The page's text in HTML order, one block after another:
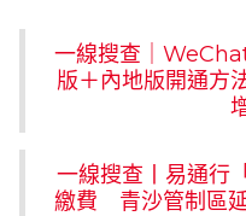
一線搜查｜
版＋內地版開通方
一線搜查丨易通行
繳費 青沙管制區